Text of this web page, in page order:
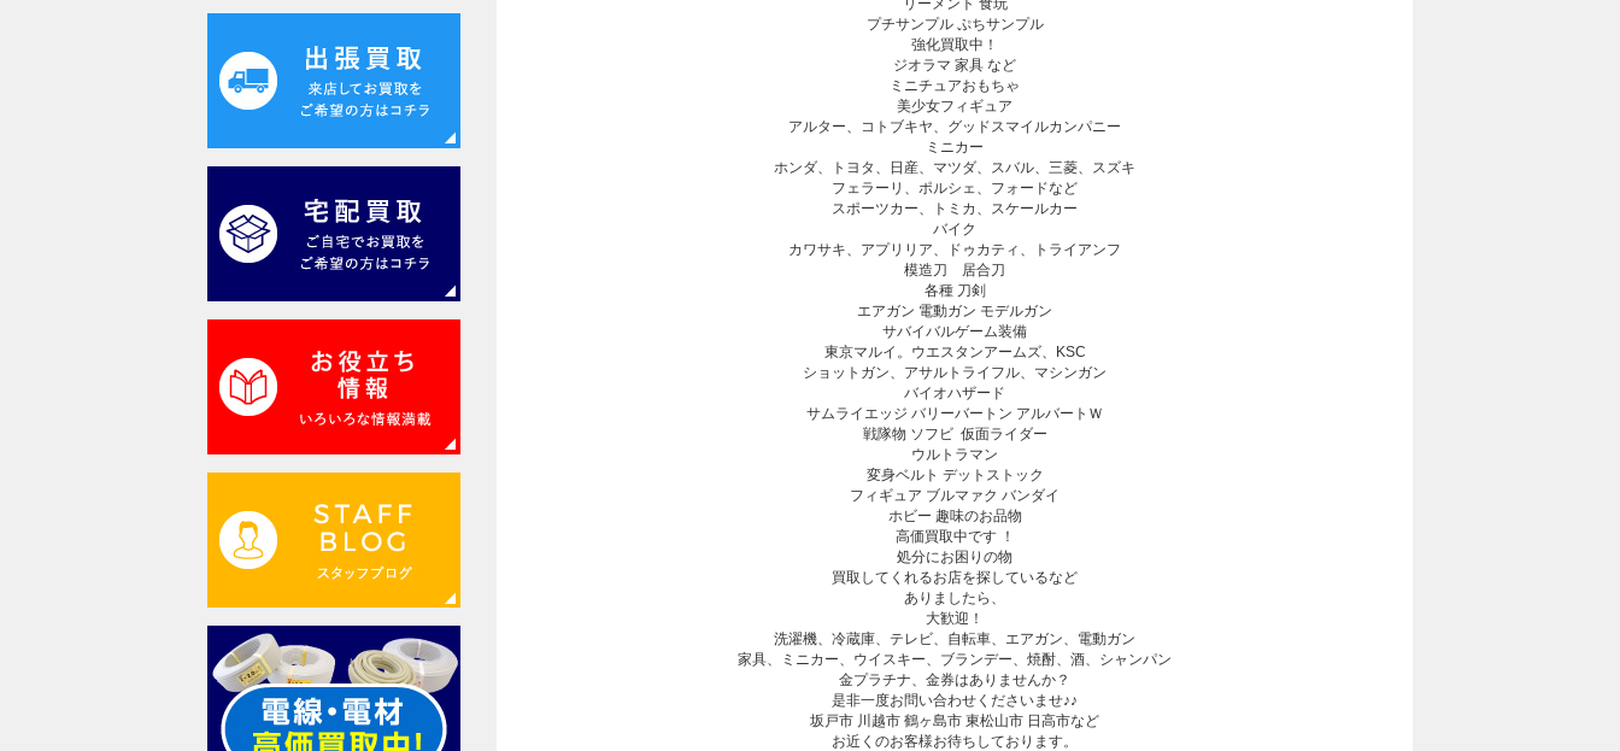
リーメント 食玩
プチサンプル ぷちサンプル
強化買取中！
ジオラマ 家具 など
ミニチュアおもちゃ
美少女フィギュア
アルター、コトブキヤ、グッドスマイルカンパニー
ミニカー
ホンダ、トヨタ、日産、マツダ、スバル、三菱、スズキ
フェラーリ、ポルシェ、フォードなど
スポーツカー、トミカ、スケールカー
バイク
カワサキ、アプリリア、ドゥカティ、トライアンフ
模造刀 居合刀
各種 刀剣
エアガン 電動ガン モデルガン
サバイバルゲーム装備
東京マルイ。ウエスタンアームズ、KSC
ショットガン、アサルトライフル、マシンガン
バイオハザード
サムライエッジ バリーバートン アルバートＷ
戦隊物 ソフビ 仮面ライダー
ウルトラマン
変身ベルト デットストック
フィギュア ブルマァク バンダイ
ホビー 趣味のお品物
高価買取中です ！
処分にお困りの物
買取してくれるお店を探しているなど
ありましたら、
大歓迎！
洗濯機、冷蔵庫、テレビ、自転車、エアガン、電動ガン
家具、ミニカー、ウイスキー、ブランデー、焼酎、酒、シャンパン
金プラチナ、金券はありませんか？
是非一度お問い合わせくださいませ♪♪
坂戸市 川越市 鶴ヶ島市 東松山市 日高市など
お近くのお客様お待ちしております。